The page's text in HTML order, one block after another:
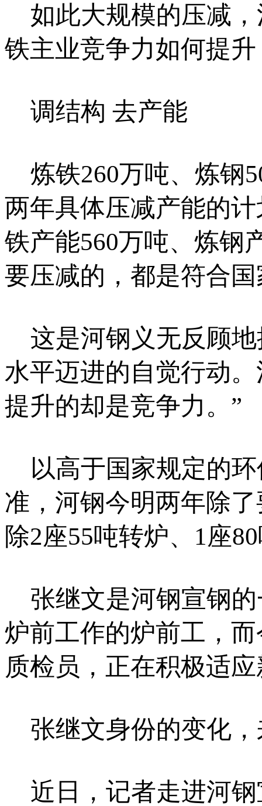
如此大规模的压减，
铁主业竞争力如何提
调结构 去产能
炼铁260万吨、炼钢
两年具体压减产能的
铁产能560万吨、炼钢
要压减的，都是符合
这是河钢义无反顾地
水平迈进的自觉行动
提升的却是竞争力。”
以高于国家规定的环
准，河钢今明两年除
除2座55吨转炉、1座
张继文是河钢宣钢的
炉前工作的炉前工，
质检员，正在积极适
张继文身份的变化，
近日，记者走进河钢